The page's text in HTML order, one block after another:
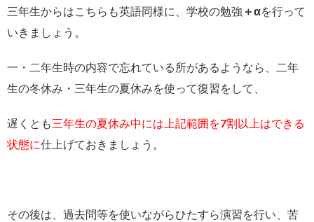
三年生からはこちらも英語同様に、学校の勉強 ＋αを行って
いきましょう。
一・二年生時の内容で忘れている所があるようなら、二年
生の冬休み・三年生の夏休みを使って復習をして、
遅くとも三年生の夏休み中には上記範囲を7割以上はできる
状態に仕上げておきましょう。
その後は、過去問等を使いながらひたすら演習を行い、苦